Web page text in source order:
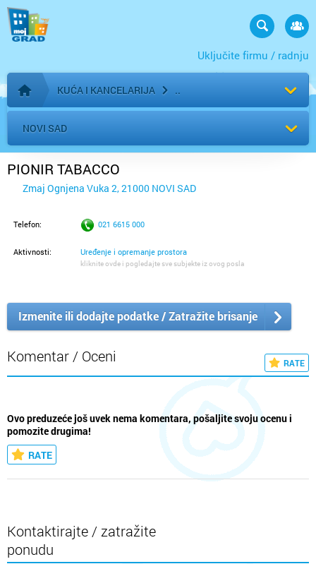
Uključite firmu / radnju
Početna stranica
KUĆA I KANCELARIJA
NOVI SAD
PIONIR TABACCO
Zmaj Ognjena Vuka 2, 21000 NOVI SAD
Telefon: 021 6615 000
Aktivnosti: Uređenje i opremanje prostora
kliknite ovde i pogledajte sve subjekte iz ovog posla
Izmenite ili dodajte podatke / Zatražite brisanje
Komentar / Oceni RATE
Ovo preduzeće još uvek nema komentara, pošaljite svoju ocenu i
pomozite drugima!
RATE
Kontaktirajte / zatražite
ponudu